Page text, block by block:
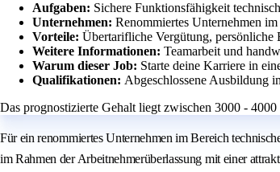
Aufgaben: Sichere Funktionsfähigkeit
Unternehmen: Renommiertes Unternehmen
Vorteile: Übertarifliche Vergütung, persönliche
Weitere Informationen: Teamarbeit und
Warum dieser Job: Starte deine Karriere in
Qualifikationen: Abgeschlossene Ausbildung
Das prognostizierte Gehalt liegt zwischen 3000 -
Für ein renommiertes Unternehmen im Bereich
im Rahmen der Arbeitnehmerüberlassung mit einer